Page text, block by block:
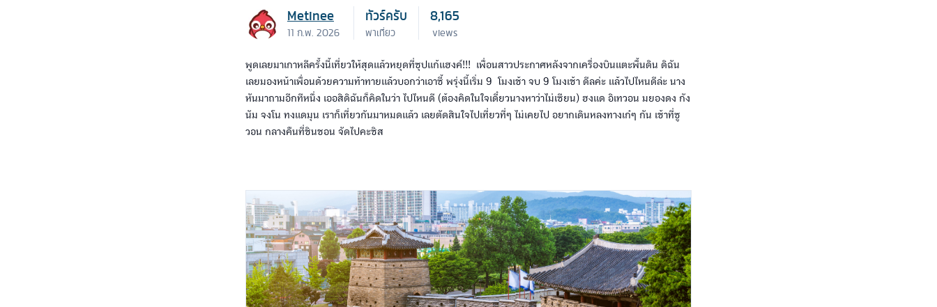
Metinee
11 ก.พ. 2026
ทัวร์ครับ
พาเที่ยว
8,165
views
พูดเลยมาเกาหลีครั้งนี้เที่ยวให้สุดแล้วหยุดที่ซุปแก้แฮงค์!!! เพื่อนสาวประกาศหลังจากเครื่องบินแตะพื้นดิน ดิฉัน
เลยมองหน้าเพื่อนด้วยความท้าทายแล้วบอกว่าเอาซี้ พรุ่งนี้เริ่ม 9 โมงเช้า จบ 9 โมงเช้า ดีลค่ะ แล้วไปไหนดีล่ะ นาง
หันมาถามอีกทีหนึ่ง เออสิดิฉันก็คิดในว่า ไปไหนดี (ต้องคิดในใจเดี๋ยวนางหาว่าไม่เซียน) ฮงแด อิเทวอน มยองดง กัง
นัม จงโน ทงแดมุน เราก็เที่ยวกันมาหมดแล้ว เลยตัดสินใจไปเที่ยวที่ๆ ไม่เคยไป อยากเดินหลงทางเก๋ๆ กัน เช้าที่ซู
วอน กลางคืนที่ชินชอน จัดไปคะซิส